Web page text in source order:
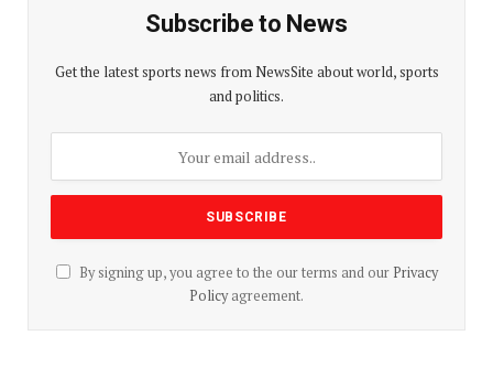
Subscribe to News
Get the latest sports news from NewsSite about world, sports
and politics.
By signing up, you agree to the our terms and our Privacy
Policyagreement.